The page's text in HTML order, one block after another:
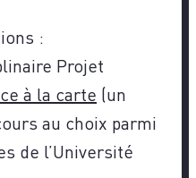
:
Projet
à la carte (un
au choix parmi
de l’Université